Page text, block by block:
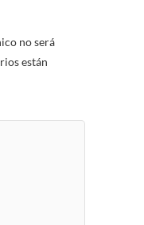
no será
están